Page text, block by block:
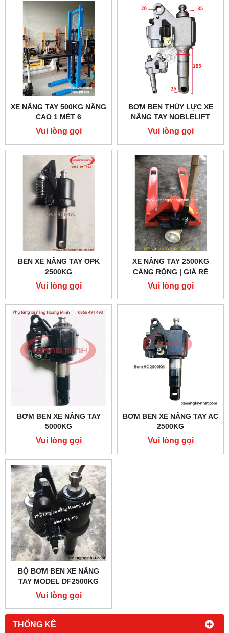
THỐNG KÊ
XE NÂNG TAY 500KG NÂNG
CAO 1 MÉT 6
Vui lòng gọi
BƠM BEN THỦY LỰC XE
NÂNG TAY NOBLELIFT
2500KG
Vui lòng gọi
BEN XE NÂNG TAY OPK
2500KG
Vui lòng gọi
XE NÂNG TAY 2500KG
CÀNG RỘNG | GIÁ RẺ
Vui lòng gọi
BƠM BEN XE NÂNG TAY
5000KG
Vui lòng gọi
BƠM BEN XE NÂNG TAY AC
2500KG
Vui lòng gọi
BỘ BƠM BEN XE NÂNG
TAY MODEL DF2500KG
Vui lòng gọi